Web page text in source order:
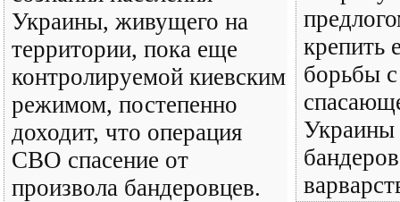
Украины, живущего на
территории, пока еще
контролируемой киевским
режимом, постепенно
доходит, что операция
СВО спасение от
произвола бандеровцев.
крепить
борьбы
Украины